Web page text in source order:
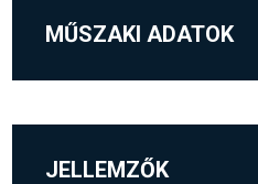
MŰSZAKI ADATOK
JELLEMZŐK